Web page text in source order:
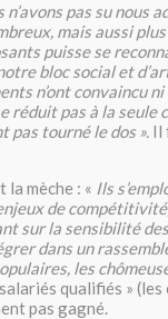
n’avons pas su nous
mais aussi
puisse se
bloc social et
n’ont convaincu ni
réduit pas à la seule
pas tourné le dos ». Il
mèche : « Ils
de
sur la sensibilité
dans un
les
qualifiés » (les
pas gagné.